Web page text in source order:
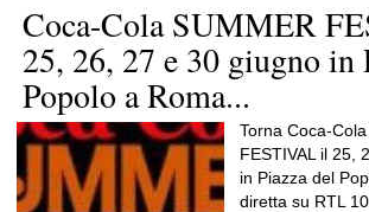
Coca-Cola SUMMER
25, 26, 27 e 30 giugno in
Popolo a Roma...
Torna Coca-
FESTIVAL il 25,
in Piazza del
diretta su